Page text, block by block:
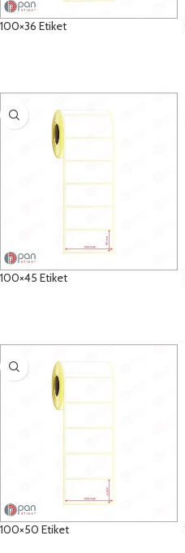
100×36 Etiket
100×45 Etiket
100×50 Etiket